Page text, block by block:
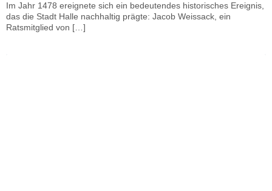
Im Jahr 1478 ereignete sich ein bedeutendes historisches Ereignis,
das die Stadt Halle nachhaltig prägte: Jacob Weissack, ein
Ratsmitglied von […]